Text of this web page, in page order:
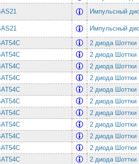
Импульсный
Импульсный
2 диода
2 диода
2 диода
2 диода
2 диода
2 диода
2 диода
2 диода
2 диода
2 диода
2 диода